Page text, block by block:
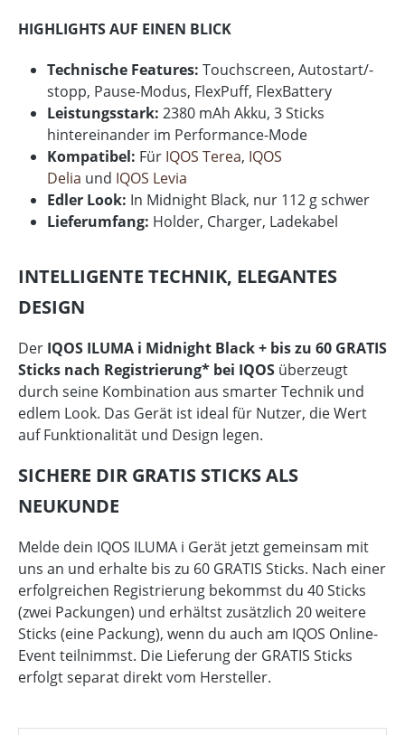
HIGHLIGHTS AUF EINEN BLICK
Technische Features: Touchscreen, Autostart/-
stopp, Pause-Modus, FlexPuff, FlexBattery
Leistungsstark: 2380 mAh Akku, 3 Sticks
hintereinander im Performance-Mode
Kompatibel: Für IQOS Terea, IQOS
Delia und IQOS Levia
Edler Look: In Midnight Black, nur 112 g schwer
Lieferumfang: Holder, Charger, Ladekabel
INTELLIGENTE TECHNIK, ELEGANTES
DESIGN
Der IQOS ILUMA i Midnight Black + bis zu 60 GRATIS
Sticks nach Registrierung* bei IQOS überzeugt
durch seine Kombination aus smarter Technik und
edlem Look. Das Gerät ist ideal für Nutzer, die Wert
auf Funktionalität und Design legen.
SICHERE DIR GRATIS STICKS ALS
NEUKUNDE
Melde dein IQOS ILUMA i Gerät jetzt gemeinsam mit
uns an und erhalte bis zu 60 GRATIS Sticks. Nach einer
erfolgreichen Registrierung bekommst du 40 Sticks
(zwei Packungen) und erhältst zusätzlich 20 weitere
Sticks (eine Packung), wenn du auch am IQOS Online-
Event teilnimmst. Die Lieferung der GRATIS Sticks
erfolgt separat direkt vom Hersteller.